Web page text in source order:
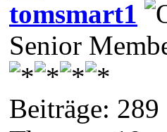
tomsmart1
Senior
Beiträge: 289